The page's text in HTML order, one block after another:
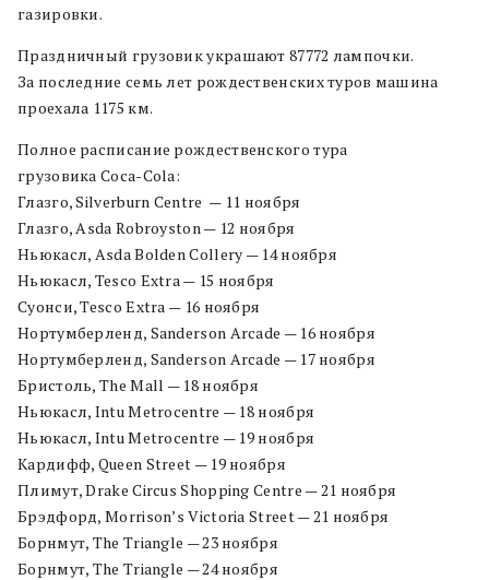
газировки.
Праздничный грузовик украшают 87772 лампочки.
За последние семь лет рождественских туров машина
проехала 1175 км.
Полное расписание рождественского тура
грузовика Coca-Сola:
Глазго, Silverburn Centre — 11 ноября
Глазго, Asda Robroyston — 12 ноября
Ньюкасл, Asda Bolden Collery — 14 ноября
Ньюкасл, Tesco Extra — 15 ноября
Суонси, Tesco Extra — 16 ноября
Нортумберленд, Sanderson Arcade — 16 ноября
Нортумберленд, Sanderson Arcade — 17 ноября
Бристоль, The Mall — 18 ноября
Ньюкасл, Intu Metrocentre — 18 ноября
Ньюкасл, Intu Metrocentre — 19 ноября
Кардифф, Queen Street — 19 ноября
Плимут, Drake Circus Shopping Centre — 21 ноября
Брэдфорд, Morrison’s Victoria Street — 21 ноября
Борнмут, The Triangle — 23 ноября
Борнмут, The Triangle — 24 ноября